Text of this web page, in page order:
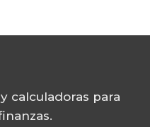
calculadoras para